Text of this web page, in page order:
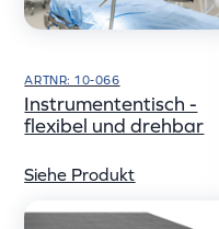
ARTNR: 10-066
Instrumententisch -
flexibel und drehbar
Siehe Produkt